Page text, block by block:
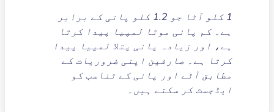
1 کلو آٹا جو 1.2 کلو پانی کے برابر
ہے۔ کم پانی موٹا لمپیا پیدا کرتا
ہے، اور زیادہ پانی پتلا لمپیا پیدا
کرتا ہے۔ صارفین اپنی ضروریات کے
مطابق آٹے اور پانی کے تناسب کو
ایڈجسٹ کر سکتے ہیں۔